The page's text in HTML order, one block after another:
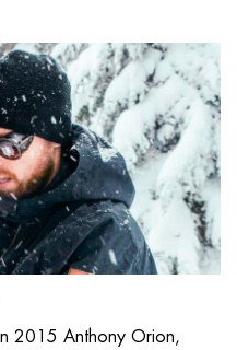
2015 Anthony Orion,